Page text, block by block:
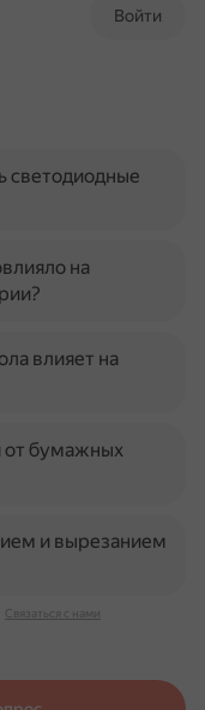
Войти
светодиодные
на
влияет на
от бумажных
и вырезанием
Связаться с нами